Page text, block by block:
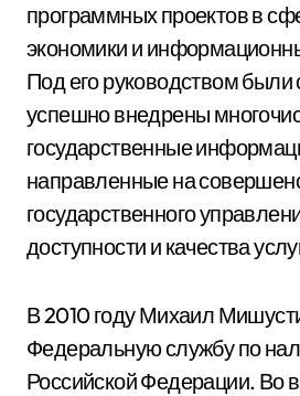
программных проектов в
экономики и
Под его руководством были
успешно внедрены
государственные
направленные на
государственного
доступности и качества
В 2010 году Михаил
Федеральную службу по
Российской Федерации. Во